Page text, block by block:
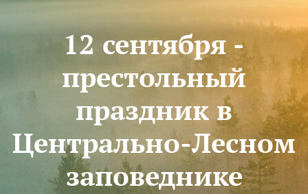
12 сентября -
престольный
праздник в
Центрально-Лесном
заповеднике